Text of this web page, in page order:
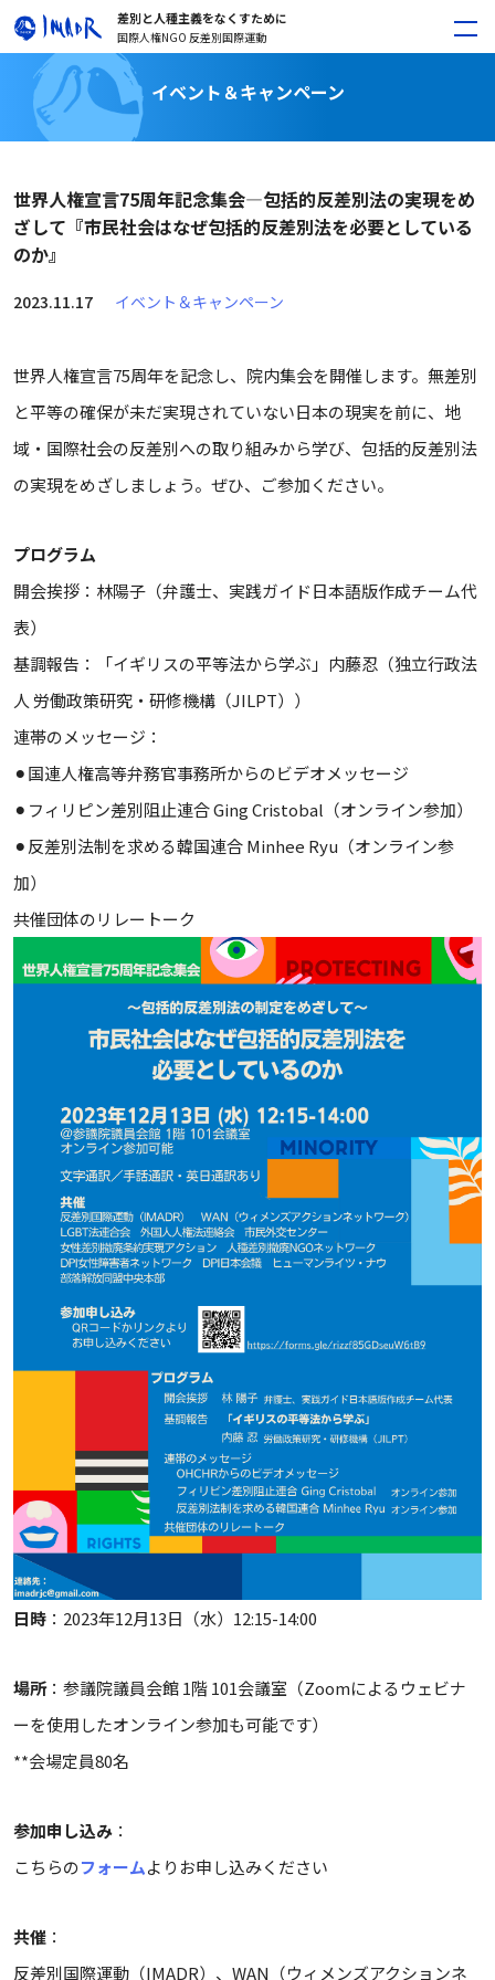
差別と人種主義をなくすために
国際人権NGO 反差別国際運動
イベント＆キャンペーン
世界人権宣言75周年記念集会—包括的反差別法の実現をめ
ざして『市民社会はなぜ包括的反差別法を必要としている
のか』
2023.11.17 イベント＆キャンペーン
世界人権宣言75周年を記念し、院内集会を開催します。無差別
と平等の確保が未だ実現されていない日本の現実を前に、地
域・国際社会の反差別への取り組みから学び、包括的反差別法
の実現をめざしましょう。ぜひ、ご参加ください。
プログラム
開会挨拶：林陽子（弁護士、実践ガイド日本語版作成チーム代
表）
基調報告：「イギリスの平等法から学ぶ」内藤忍（独立行政法
人 労働政策研究・研修機構（JILPT））
連帯のメッセージ：
⚫︎国連人権高等弁務官事務所からのビデオメッセージ
⚫︎フィリピン差別阻止連合 Ging Cristobal（オンライン参加）
⚫︎反差別法制を求める韓国連合 Minhee Ryu（オンライン参
加）
共催団体のリレートーク
日時 ：2023年12月13日（水）12:15-14:00
場所：参議院議員会館 1階 101会議室（Zoomによるウェビナ
ーを使用したオンライン参加も可能です）
**会場定員80名
参加申し込み ：
こちらのフォームよりお申し込みください
共催 ：
反差別国際運動（IMADR）、WAN（ウィメンズアクションネ